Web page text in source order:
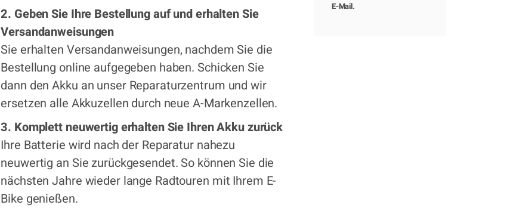
2. Geben Sie Ihre Bestellung auf und erhalten Sie
Versandanweisungen
Sie erhalten Versandanweisungen, nachdem Sie die
Bestellung online aufgegeben haben. Schicken Sie
dann den Akku an unser Reparaturzentrum und wir
ersetzen alle Akkuzellen durch neue A-Markenzellen.
3. Komplett neuwertig erhalten Sie Ihren Akku zurück
Ihre Batterie wird nach der Reparatur nahezu
neuwertig an Sie zurückgesendet. So können Sie die
nächsten Jahre wieder lange Radtouren mit Ihrem E-
Bike genießen.
E-Mail.